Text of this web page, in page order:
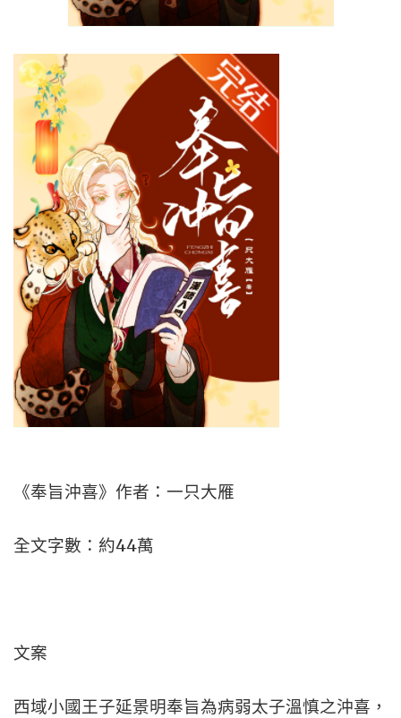
《奉旨沖喜》作者：一只大雁
全文字數：約44萬
文案
西域小國王子延景明奉旨為病弱太子溫慎之沖喜，